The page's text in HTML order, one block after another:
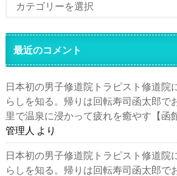
最近のコメント
日本初の男子修道院トラピスト修道院
らしを知る。帰りは回転寿司函太郎で
里で温泉に浸かって疲れを癒やす【函
管理人 より
日本初の男子修道院トラピスト修道院
らしを知る。帰りは回転寿司函太郎で